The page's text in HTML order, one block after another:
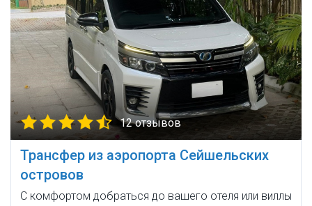
12 отзывов
Трансфер из аэропорта Сейшельских
островов
С комфортом добраться до вашего отеля или виллы